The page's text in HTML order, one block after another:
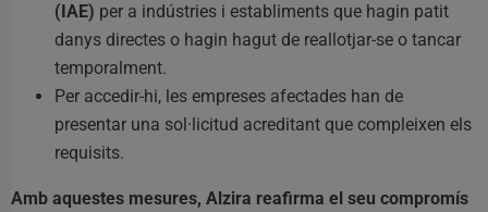
(IAE) per a indústries i establiments que hagin patit
danys directes o hagin hagut de reallotjar-se o tancar
temporalment.
Per accedir-hi, les empreses afectades han de
presentar una sol·licitud acreditant que compleixen els
requisits.
Amb aquestes mesures, Alzira reafirma el seu compromís